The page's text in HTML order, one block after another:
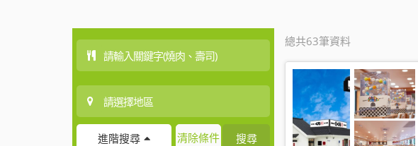
進階搜尋 清除條件 搜尋
總共63筆資料